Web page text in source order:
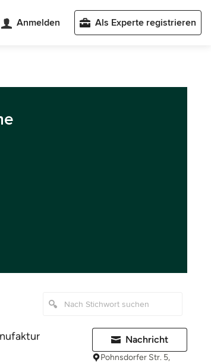
Anmelden Als Experte registrieren
Nachricht
Pohnsdorfer Str. 5,